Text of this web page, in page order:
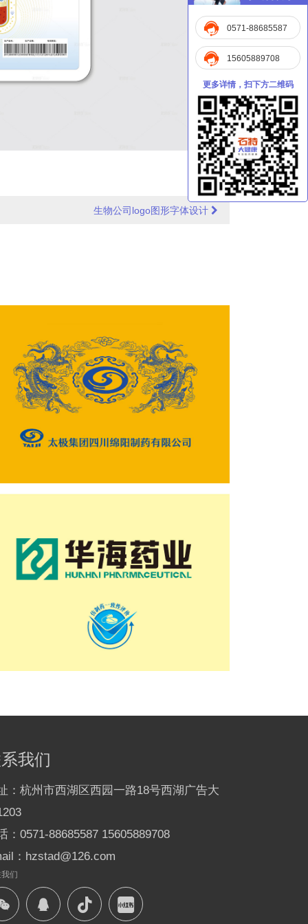
生物公司logo图形字体设计
我们
：杭州市西湖区西园一路18号西湖广告大
：0571-88685587 15605889708
：hzstad@126.com
们
0571-88685587
15605889708
更多详情，扫下方二维码